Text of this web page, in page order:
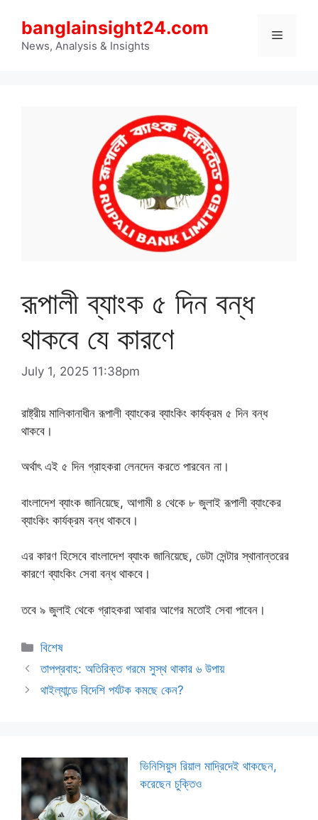
content
banglainsight24.com
News, Analysis & Insights
Menu
রূপালী ব্যাংক ৫ দিন বন্ধ
থাকবে যে কারণে
July 1, 2025 11:38pm
রাষ্ট্রীয় মালিকানাধীন রূপালী ব্যাংকের ব্যাংকিং কার্যক্রম ৫ দিন বন্ধ
থাকবে।
অর্থাৎ এই ৫ দিন গ্রাহকরা লেনদেন করতে পারবেন না।
বাংলাদেশ ব্যাংক জানিয়েছে, আগামী ৪ থেকে ৮ জুলাই রূপালী ব্যাংকের
ব্যাংকিং কার্যক্রম বন্ধ থাকবে।
এর কারণ হিসেবে বাংলাদেশ ব্যাংক জানিয়েছে, ডেটা সেন্টার স্থানান্তরের
কারণে ব্যাংকিং সেবা বন্ধ থাকবে।
তবে ৯ জুলাই থেকে গ্রাহকরা আবার আগের মতোই সেবা পাবেন।
Categories
বিশেষ
তাপপ্রবাহ: অতিরিক্ত গরমে সুস্থ থাকার ৬ উপায়
থাইল্যান্ডে বিদেশি পর্যটক কমছে কেন?
ভিনিসিয়ুস রিয়াল মাদ্রিদেই থাকছেন,
করেছেন চুক্তিও